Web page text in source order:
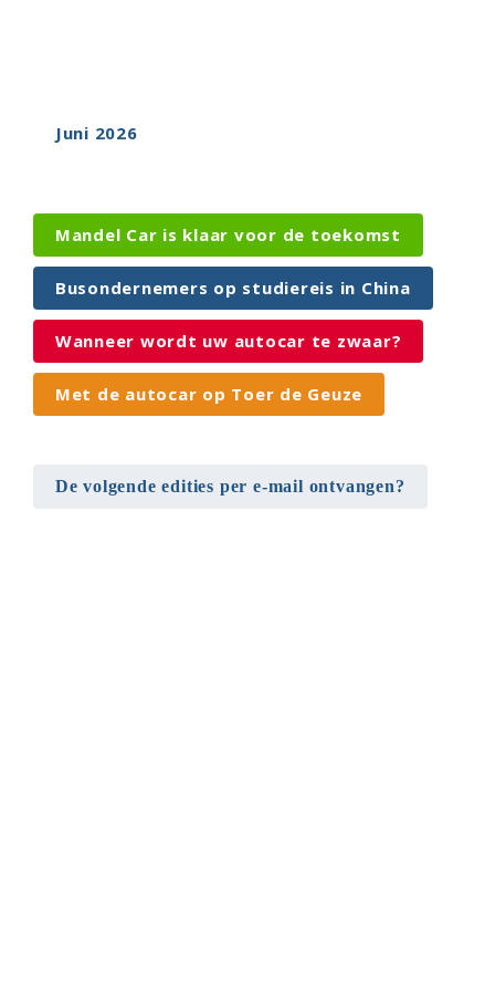
Juni 2026
Mandel Car is klaar voor de toekomst
Busondernemers op studiereis in China
Wanneer wordt uw autocar te zwaar?
Met de autocar op Toer de Geuze
De volgende edities per e-mail ontvangen?